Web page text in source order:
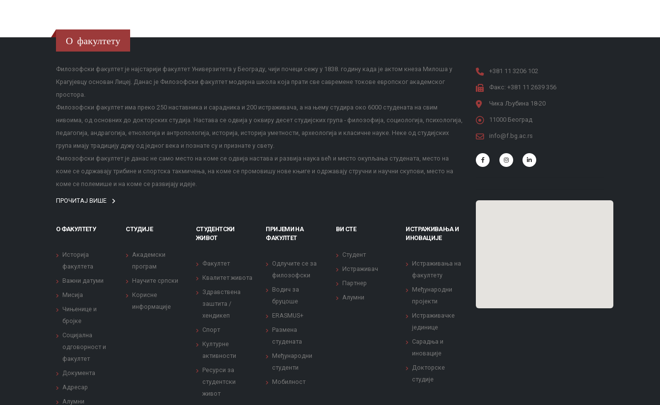
О факултету
Филозофски факултет је најстарији факултет Универзитета у Београду, чији почеци сежу у 1838. годину када је актом кнеза Милоша у
Крагујевцу основан Лицеј. Данас је Филозофски факултет модерна школа која прати све савремене токове европског академског
простора.
Филозофски факултет има преко 250 наставника и сарадника и 200 истраживача, а на њему студира око 6000 студената на свим
нивоима, од основних до докторских студија. Настава се одвија у оквиру десет студијских група - филозофија, социологија, психологија,
педагогија, андрагогија, етнологија и антропологија, историја, историја уметности, археологија и класичне науке. Неке од студијских
група имају традицију дужу од једног века и познате су и признате у свету.
Филозофски факултет је данас не само место на коме се одвија настава и развија наука већ и место окупљања студената, место на
коме се одржавају трибине и спортска такмичења, на коме се промовишу нове књиге и одржавају стручни и научни скупови, место на
коме се полемише и на коме се развијају идеје.
ПРОЧИТАЈ ВИШЕ
О ФАКУЛТЕТУ
Историја
факултета
Важни датуми
Мисија
Чињенице и
бројке
Социјална
одговорност и
факултет
Документа
Адресар
Алумни
СТУДИЈЕ
Академски
програм
Научите српски
Корисне
информације
СТУДЕНТСКИ
ЖИВОТ
Факултет
Квалитет живота
Здравствена
заштита /
хендикеп
Спорт
Културне
активности
Ресурси за
студентски
живот
ПРИЈЕМИ НА
ФАКУЛТЕТ
Одлучите се за
филозофски
Водич за
бруцоше
ERASMUS+
Размена
студената
Међународни
студенти
Мобилност
ВИ СТЕ
Студент
Истраживач
Партнер
Алумни
ИСТРАЖИВАЊА И
ИНОВАЦИЈЕ
Истраживања на
факултету
Међународни
пројекти
Истраживачке
јединице
Сарадња и
иновације
Докторске
студије
+381 11 3206 102
Факс: +381 11 2639 356
Чика Љубина 18-20
11000 Београд
info@f.bg.ac.rs